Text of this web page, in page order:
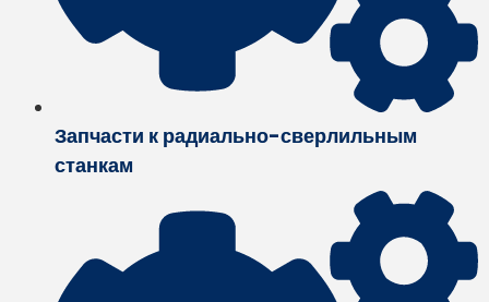
Запчасти к радиально-сверлильным
станкам